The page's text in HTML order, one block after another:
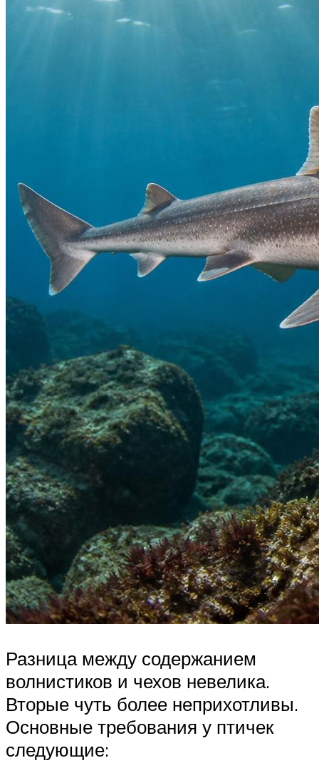
Разница между содержанием
волнистиков и чехов невелика.
Вторые чуть более неприхотливы.
Основные требования у птичек
следующие: